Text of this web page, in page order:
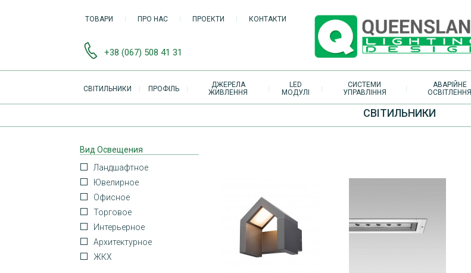
ТОВАРИ ПРО НАС ПРОЕКТИ КОНТАКТИ
+38 (067) 508 41 31
ОСНОВНАЯ
НАВИГАЦИЯ
СВІТИЛЬНИКИ ПРОФІЛЬ
ДЖЕРЕЛА
ЖИВЛЕННЯ
LED
МОДУЛІ
СИСТЕМИ
УПРАВЛІННЯ
АВАРІЙНЕ
ОСВІТЛЕННЯ
СВІТИЛЬНИКИ
Вид Освещения
Ландшафтное
Ювелирное
Офисное
Торговое
Интерьерное
Архитектурное
ЖКХ